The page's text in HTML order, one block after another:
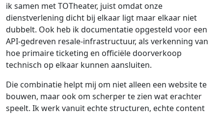
ik samen met TOTheater, juist omdat onze
dienstverlening dicht bij elkaar ligt maar elkaar niet
dubbelt. Ook heb ik documentatie opgesteld voor een
API-gedreven resale-infrastructuur, als verkenning van
hoe primaire ticketing en officiële doorverkoop
technisch op elkaar kunnen aansluiten.
Die combinatie helpt mij om niet alleen een website te
bouwen, maar ook om scherper te zien wat erachter
speelt. Ik werk vanuit echte structuren, echte content